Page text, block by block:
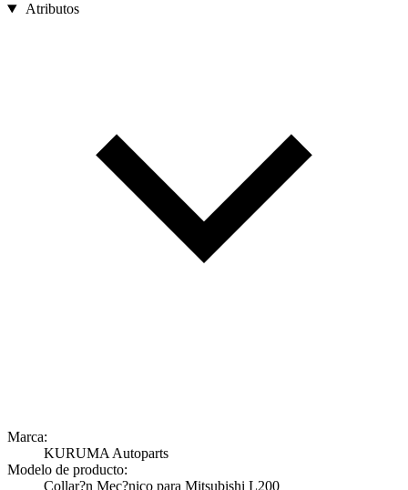
Atributos
Marca:
KURUMA Autoparts
Modelo de producto:
Collar?n Mec?nico para Mitsubishi L200